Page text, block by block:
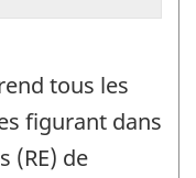
tous les
figurant dans
(RE) de